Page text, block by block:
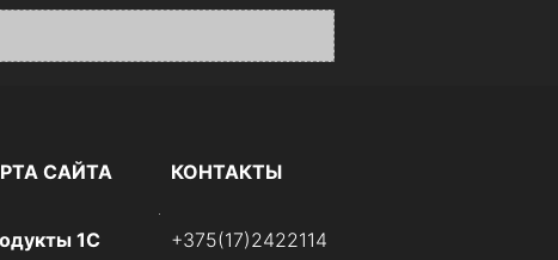
САЙТА
1С
КОНТАКТЫ
+375(17)2422114